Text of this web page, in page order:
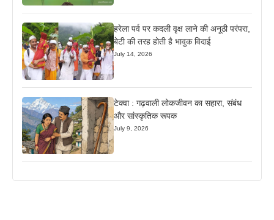
हरेला पर्व पर कदली वृक्ष लाने की अनूठी परंपरा,
बेटी की तरह होती है भावुक विदाई
July 14, 2026
टेक्वा : गढ़वाली लोकजीवन का सहारा, संबंध
और सांस्कृतिक रूपक
July 9, 2026